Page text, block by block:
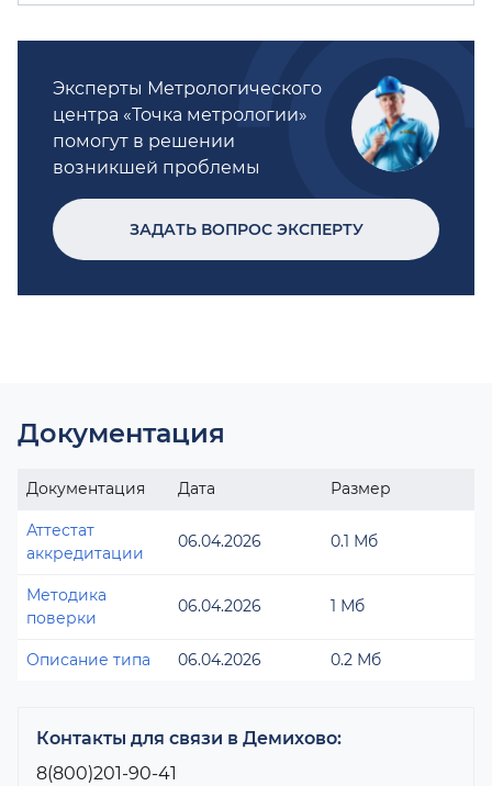
Эксперты Метрологического
центра «Точка метрологии»
помогут в решении
возникшей проблемы
ЗАДАТЬ ВОПРОС ЭКСПЕРТУ
Документация
Документация Дата Размер
Аттестат
аккредитации
06.04.2026 0.1 Мб
Методика
поверки
06.04.2026 1 Мб
Описание типа 06.04.2026 0.2 Мб
Контакты для связи в Демихово:
8(800)201-90-41